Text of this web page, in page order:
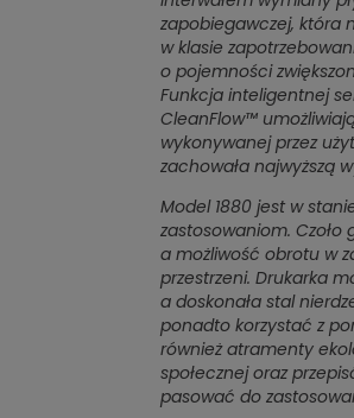
zapobiegawczej, która
w klasie
o pojemności
Funkcja inteligentnej
CleanFlow™
wykonywanej przez
zachowała najwyższą
Model 1880 jest w
zastosowaniom.
a możliwość obrotu w
przestrzeni. Drukarka
a doskonała stal
ponadto korzystać z
również atramenty
społecznej oraz
pasować do